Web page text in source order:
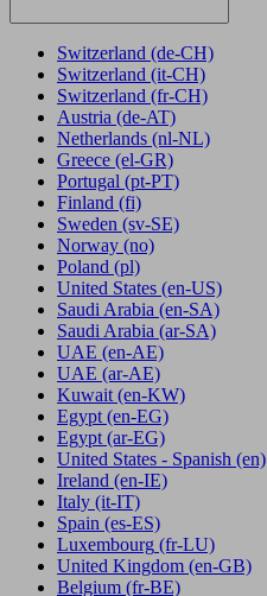
Switzerland (de-CH)
Switzerland (it-CH)
Switzerland (fr-CH)
Austria (de-AT)
Netherlands (nl-NL)
Greece (el-GR)
Portugal (pt-PT)
Finland (fi)
Sweden (sv-SE)
Norway (no)
Poland (pl)
United States (en-US)
Saudi Arabia (en-SA)
Saudi Arabia (ar-SA)
UAE (en-AE)
UAE (ar-AE)
Kuwait (en-KW)
Egypt (en-EG)
Egypt (ar-EG)
United States - Spanish (en)
Ireland (en-IE)
Italy (it-IT)
Spain (es-ES)
Luxembourg (fr-LU)
United Kingdom (en-GB)
Belgium (fr-BE)